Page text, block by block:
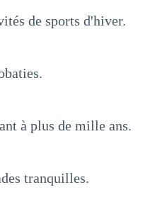
de sports d'hiver.
à plus de mille ans.
tranquilles.